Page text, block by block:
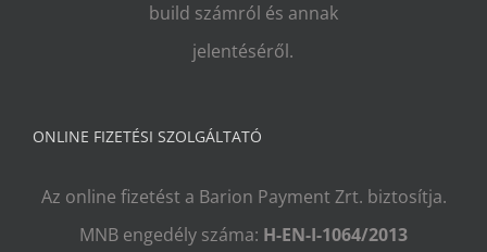
build számról és annak
jelentéséről.
ONLINE FIZETÉSI SZOLGÁLTATÓ
Az online fizetést a Barion Payment Zrt. biztosítja.
MNB engedély száma: H-EN-I-1064/2013